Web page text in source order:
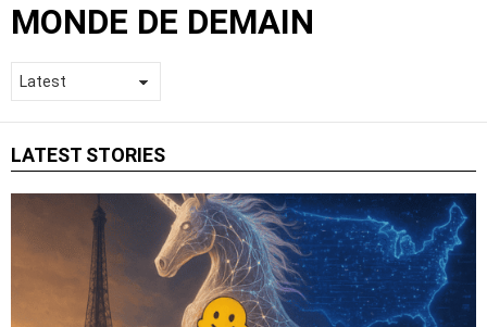
MONDE DE DEMAIN
LATEST STORIES